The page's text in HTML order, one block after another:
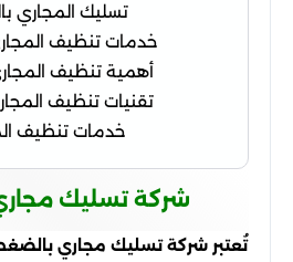
تسليك المجاري
خدمات تنظيف
أهمية تنظيف
تقنيات تنظيف
خدمات تنظيف
شركة تسليك
تُعتبر شركة تسليك مجاري